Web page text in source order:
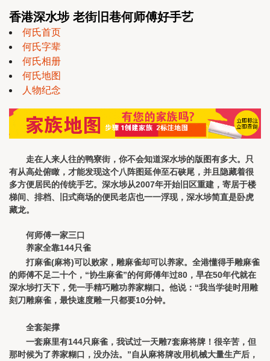
香港深水埗 老街旧巷何师傅好手艺
何氏首页
何氏字辈
何氏相册
何氏地图
人物纪念
走在人来人往的鸭寮街，你不会知道深水埗的版图有多大。只
有从高处俯瞰，才能发现这个八阵图延伸至石硖尾，并且隐藏着很
多方便居民的传统手艺。深水埗从2007年开始旧区重建，寄居于楼
梯间、排档、旧式商场的便民老店也一一浮现，深水埗简直是卧虎
藏龙。
何师傅一家三口
养家全靠144只雀
打麻雀(麻将)可以败家，雕麻雀却可以养家。全港懂得手雕麻雀
的师傅不足二十个，“协生麻雀”的何师傅年过80，早在50年代就在
深水埗打天下，凭一手精巧雕功养家糊口。他说：“我当学徒时用雕
刻刀雕麻雀，最快速度雕一只都要10分钟。
全套架撑
一套麻里有144只麻雀，我试过一天雕7套麻将牌！很辛苦，但
那时候为了养家糊口，没办法。”自从麻将牌改用机械大量生产后，